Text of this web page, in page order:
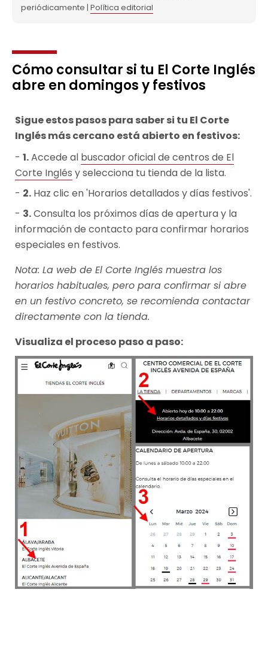
periódicamente | Política editorial
Cómo consultar si tu El Corte Inglés
abre en domingos y festivos
Sigue estos pasos para saber si tu El Corte
Inglés más cercano está abierto en festivos:
1.Accede al buscador oficial de centros de El
Corte Inglés y selecciona tu tienda de la lista.
2. Haz clic en 'Horarios detallados y días festivos'.
3.Consulta los próximos días de apertura y la
información de contacto para confirmar horarios
especiales en festivos.
Nota: La web de El Corte Inglés muestra los
horarios habituales, pero para confirmar si abre
en un festivo concreto, se recomienda contactar
directamente con la tienda.
Visualiza el proceso paso a paso: